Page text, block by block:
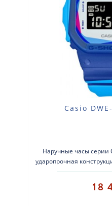
Casio
Наручные часы серии
ударопрочная
18